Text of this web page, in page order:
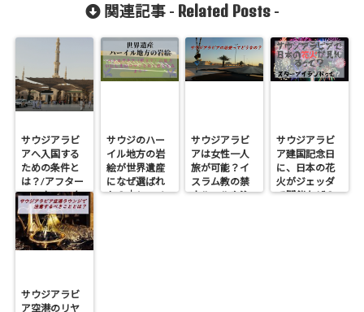
関連記事 - Related Posts-
サウジアラビ
アへ入国する
ための条件と
は？/アフター
コロナ2022年
サウジのハー
イル地方の岩
絵が世界遺産
になぜ選ばれ
た？｜シュメ
サウジアラビ
アは女性一人
旅が可能？イ
スラム教の禁
止ルールや注
サウジアラビ
ア建国記念日
に、日本の花
火がジェッダ
で開催なぜ？
サウジアラビ
ア空港のリヤ